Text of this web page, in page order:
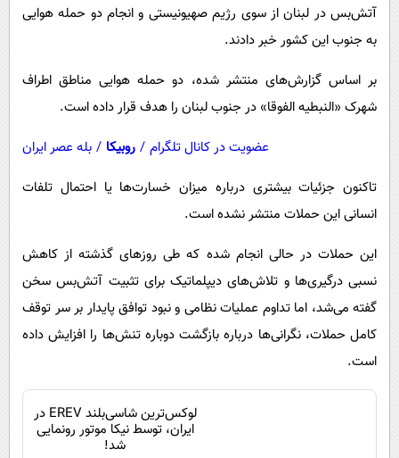
فرهنگی
سیاست خارجی
آتش‌بس در لبنان از سوی رژیم صهیونیستی و انجام دو حمله هوایی
به جنوب این کشور خبر دادند.
بر اساس گزارش‌های منتشر شده، دو حمله هوایی مناطق اطراف
شهرک «النبطیه الفوقا» در جنوب لبنان را هدف قرار داده است.
عضویت در کانال تلگرام / روبیکا / بله عصر ایران
تاکنون جزئیات بیشتری درباره میزان خسارت‌ها یا احتمال تلفات
انسانی این حملات منتشر نشده است.
این حملات در حالی انجام شده که طی روزهای گذشته از کاهش
نسبی درگیری‌ها و تلاش‌های دیپلماتیک برای تثبیت آتش‌بس سخن
گفته می‌شد، اما تداوم عملیات نظامی و نبود توافق پایدار بر سر توقف
کامل حملات، نگرانی‌ها درباره بازگشت دوباره تنش‌ها را افزایش داده
است.
لوکس‌ترین شاسی‌بلند EREV در
ایران، توسط نیکا موتور رونمایی
شد!